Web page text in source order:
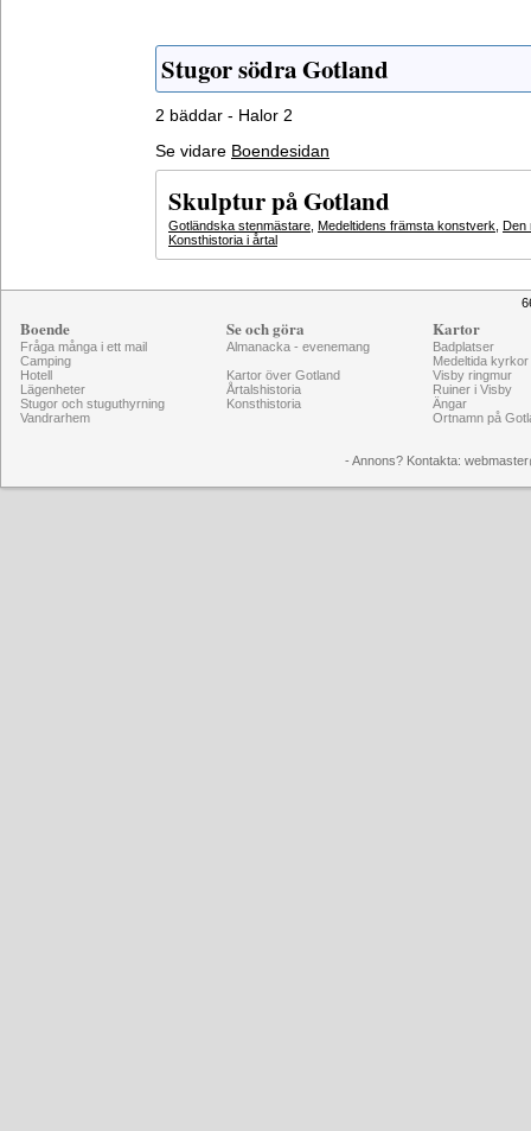
Stugor södra Gotland
2 bäddar - Halor 2
Se vidare Boendesidan
Skulptur på Gotland
Gotländska stenmästare Medeltidens främsta konstverk Den
Konsthistoria i årtal
Boende
Fråga många i ett mail
Camping
Hotell
Lägenheter
Stugor och stuguthyrning
Vandrarhem
Se och göra
Almanacka - evenemang
Kartor över Gotland
Årtalshistoria
Konsthistoria
Kartor
Badplatser
Medeltida kyrkor
Visby ringmur
Ruiner i Visby
Ängar
Ortnamn på
- Annons? Kontakta: